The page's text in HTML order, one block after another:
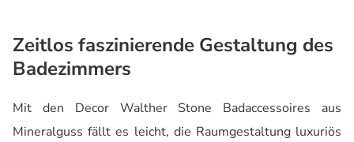
Zeitlos faszinierende Gestaltung des
Badezimmers
Mit den Decor Walther Stone Badaccessoires aus
Mineralguss fällt es leicht, die Raumgestaltung luxuriös